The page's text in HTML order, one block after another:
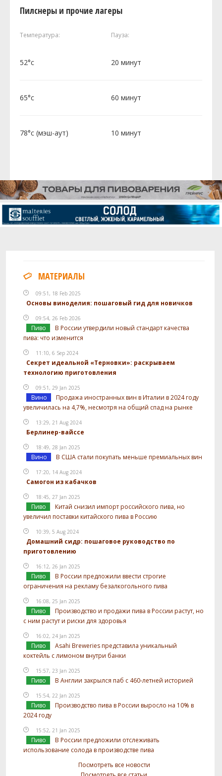
Пилснеры и прочие лагеры
Температура: Пауза:
52°c 20 минут
65°c 60 минут
78°c (мэш-аут) 10 минут
МАТЕРИАЛЫ
09:51, 18 Feb 2025
Основы виноделия: пошаговый гид для новичков
09:54, 26 Feb 2026
Пиво
В России утвердили новый стандарт качества
пива: что изменится
11:10, 6 Sep 2024
Секрет идеальной «Терновки»: раскрываем
технологию приготовления
09:51, 29 Jan 2025
Вино
Продажа иностранных вин в Италии в 2024 году
увеличилась на 4,7%, несмотря на общий спад на рынке
13:29, 21 Aug 2024
Берлинер-вайссе
18:49, 28 Jan 2025
Вино В США стали покупать меньше премиальных вин
17:20, 14 Aug 2024
Самогон из кабачков
18:45, 27 Jan 2025
Пиво
Китай снизил импорт российского пива, но
увеличил поставки китайского пива в Россию
10:39, 5 Aug 2024
Домашний сидр: пошаговое руководство по
приготовлению
16:12, 26 Jan 2025
Пиво
В России предложили ввести строгие
ограничения на рекламу безалкогольного пива
16:08, 25 Jan 2025
Пиво
Производство и продажи пива в России растут, но
с ним растут и риски для здоровья
16:02, 24 Jan 2025
Пиво
Asahi Breweries представила уникальный
коктейль с лимоном внутри банки
15:57, 23 Jan 2025
Пиво В Англии закрылся паб с 460-летней историей
15:54, 22 Jan 2025
Пиво
Производство пива в России выросло на 10% в
2024 году
15:52, 21 Jan 2025
Пиво
В России предложили отслеживать
использование солода в производстве пива
Посмотреть все новости